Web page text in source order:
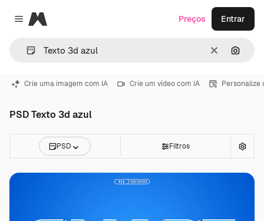
Close menu
Magnific
Limpar
Preços Entrar
Crie uma imagem com IA Crie um vídeo com IA Personalize
PSD Texto 3d azul
PSD Filtros